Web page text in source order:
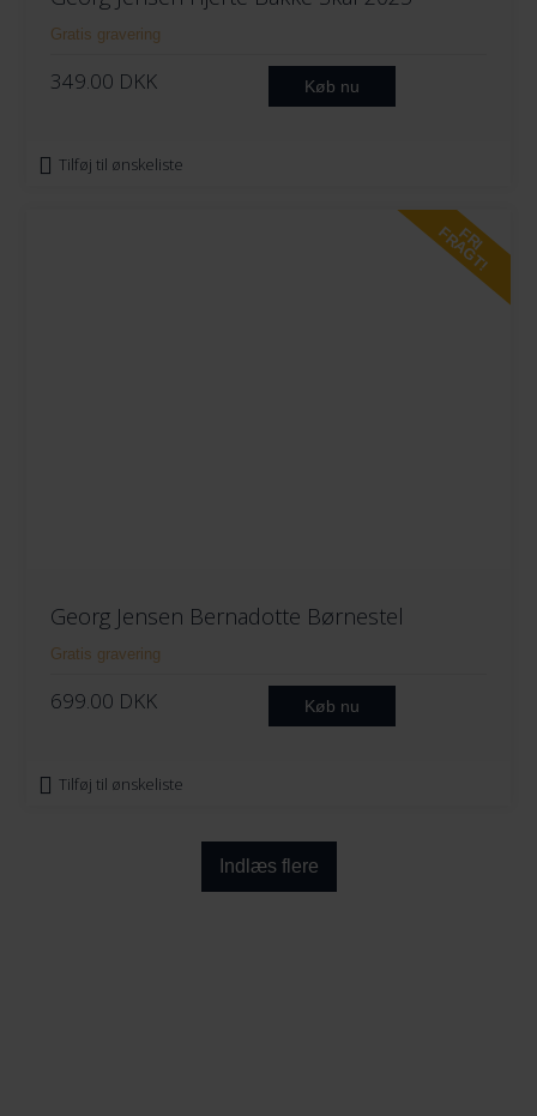
Gratis gravering
349.00 DKK Køb nu
Tilføj til ønskeliste
FRI
FRAGT!
Georg Jensen Bernadotte Børnestel
Gratis gravering
699.00 DKK Køb nu
Tilføj til ønskeliste
Indlæs flere